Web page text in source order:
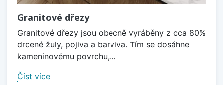
Granitové dřezy
Granitové dřezy jsou obecně vyráběny z cca 80%
drcené žuly, pojiva a barviva. Tím se dosáhne
kameninovému povrchu,...
Číst více